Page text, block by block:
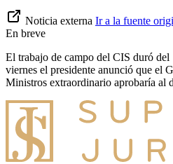
Noticia externa Ir a la fuente
En breve
El trabajo de campo del CIS duró
viernes el presidente anunció que el
Ministros extraordinario aprobaría al